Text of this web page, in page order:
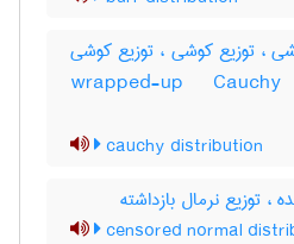
، توزیع کوشی ، توزیع کوشی
/ کلمات مرتبط wrapped-up Cauchy
cauchy distribution
، توزیع نرمال بازداشته
censored normal